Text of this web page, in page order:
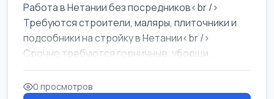
Работа в Нетании без посредников<br />
Требуются строители, маляры, плиточники и
подсобники на стройку в Нетании<br />
Срочно требуются горничные, уборщи...
0 просмотров